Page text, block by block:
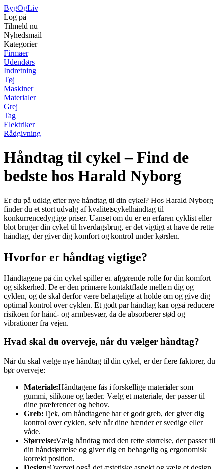
BygOgLiv
Log på
Tilmeld nu
Nyhedsmail
Kategorier
Firmaer
Udendørs
Indretning
Tøj
Maskiner
Materialer
Grej
Tag
Elektriker
Rådgivning
Håndtag til cykel – Find de
bedste hos Harald Nyborg
Er du på udkig efter nye håndtag til din cykel? Hos Harald Nyborg
finder du et stort udvalg af kvalitetscykelhåndtag til
konkurrencedygtige priser. Uanset om du er en erfaren cyklist eller
blot bruger din cykel til hverdagsbrug, er det vigtigt at have de rette
håndtag, der giver dig komfort og kontrol under kørslen.
Hvorfor er håndtag vigtige?
Håndtagene på din cykel spiller en afgørende rolle for din komfort
og sikkerhed. De er den primære kontaktflade mellem dig og
cyklen, og de skal derfor være behagelige at holde om og give dig
optimal kontrol over cyklen. Et godt par håndtag kan også reducere
risikoen for hånd- og armbesvær, da de absorberer stød og
vibrationer fra vejen.
Hvad skal du overveje, når du vælger håndtag?
Når du skal vælge nye håndtag til din cykel, er der flere faktorer, du
bør overveje:
Materiale:Håndtagene fås i forskellige materialer som
gummi, silikone og læder. Vælg et materiale, der passer til
dine præferencer og behov.
Greb:Tjek, om håndtagene har et godt greb, der giver dig
kontrol over cyklen, selv når dine hænder er svedige eller
våde.
Størrelse:Vælg håndtag med den rette størrelse, der passer til
din håndstørrelse og giver dig en behagelig og ergonomisk
korrekt position.